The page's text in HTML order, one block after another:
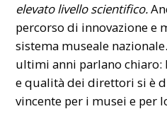
elevato livello scientifico.
percorso di innovazione e
sistema museale
ultimi anni parlano chiaro:
e qualità dei direttori si è
vincente per i musei e per